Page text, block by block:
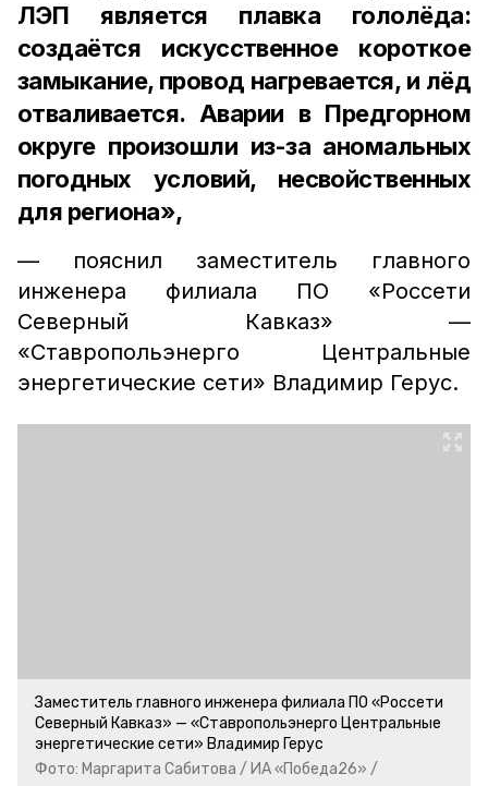
ЛЭП является плавка гололёда:
создаётся искусственное короткое
замыкание, провод нагревается, и лёд
отваливается. Аварии в Предгорном
округе произошли из-за аномальных
погодных условий, несвойственных
для региона»,
— пояснил заместитель главного
инженера филиала ПО «Россети
Северный Кавказ» —
«Ставропольэнерго Центральные
энергетические сети» Владимир Герус.
Заместитель главного инженера филиала ПО «Россети
Северный Кавказ» — «Ставропольэнерго Центральные
энергетические сети» Владимир Герус
Фото: Маргарита Сабитова / ИА «Победа26» /